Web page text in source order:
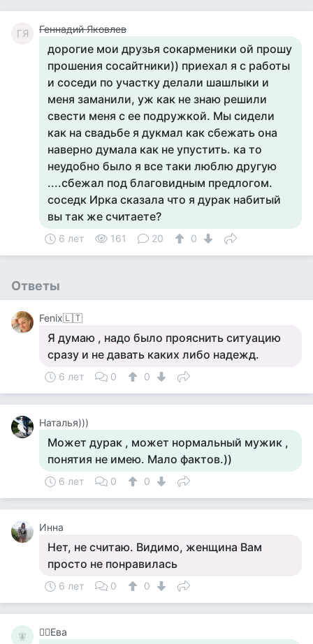
ГЯ Геннадий Яковлев
дорогие мои друзья сокарменики ой прошу
прошения сосайтники)) приехал я с работы
и соседи по участку делали шашлыки и
меня заманили, уж как не знаю решили
свести меня с ее подружкой. Мы сидели
как на свадьбе я дукмал как сбежать она
наверно думала как не упустить. ка то
неудобно было я все таки люблю другую
....сбежал под благовидным предлогом.
соседк Ирка сказала что я дурак набитый
вы так же считаете?
6 лет 161 20 0
Ответы
Fenix🇱🇹
Я думаю , надо было прояснить ситуацию
сразу и не давать каких либо надежд.
6 лет 0 0
Наталья)))
Может дурак , может нормальный мужик ,
понятия не имею. Мало фактов.))
6 лет 0 0
Инна
Нет, не считаю. Видимо, женщина Вам
просто не понравилась
6 лет 0 0
🧚‍ 🧚‍♀️Ева